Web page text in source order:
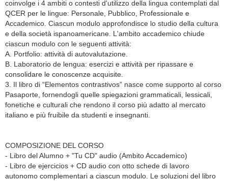
coinvolge i 4 ambiti o contesti d'utilizzo della lingua contemplati dal
QCER per le lingue: Personale, Pubblico, Professionale e
Accademico. Ciascun modulo approfondisce lo studio della cultura
e della società ispanoamericane. L'ambito accademico chiude
ciascun modulo con le seguenti attività:
A. Portfolio: attività di autovalutazione.
B. Laboratorio de lengua: esercizi e attività per ripassare e
consolidare le conoscenze acquisite.
3. Il libro di “Elementos contrastivos” nasce come supporto al corso
Pasaporte, fornendogli quelle spiegazioni grammaticali, lessicali,
fonetiche e culturali che rendono il corso più adatto al mercato
italiano e più fruibile da studenti e insegnanti.
COMPOSIZIONE DEL CORSO
- Libro del Alumno + "Tu CD" audio (Ambito Accademico)
- Libro de ejercicios + CD audio con otto schede di lavoro
autonomo complementari a ciascun modulo. Le soluzioni del libro